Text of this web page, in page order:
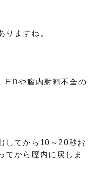
りますね。
EDや膣内射精不全の
してから10～20秒お
てから膣内に戻しま